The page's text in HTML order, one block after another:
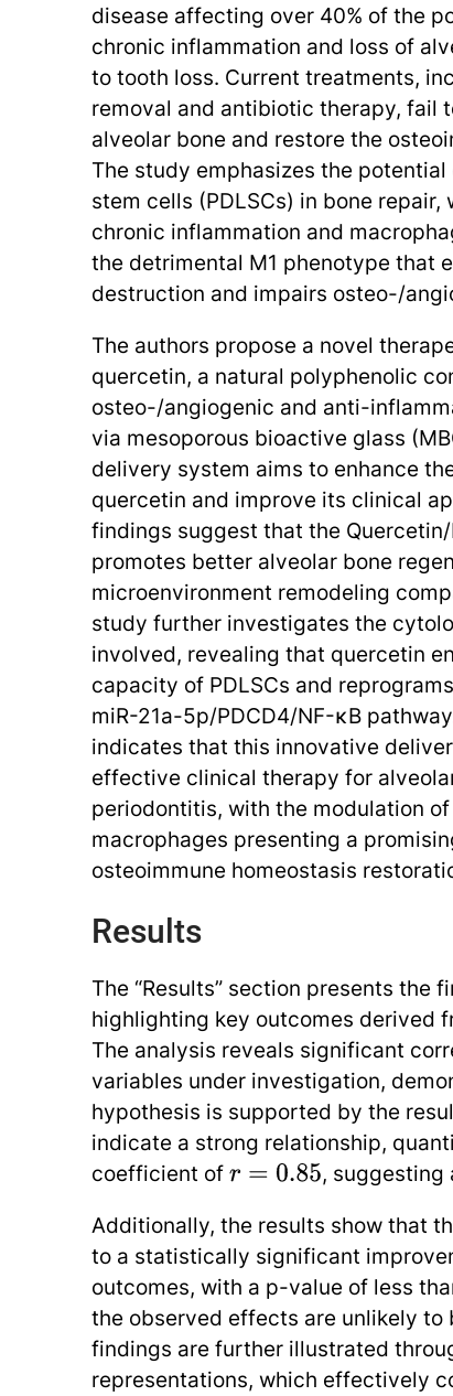
disease affecting over 40% of the
chronic inflammation and loss of
to tooth loss. Current treatments,
removal and antibiotic therapy, fail
alveolar bone and restore the
The study emphasizes the
stem cells (PDLSCs) in bone
chronic inflammation and
the detrimental M1 phenotype that
destruction and impairs osteo-/
The authors propose a novel
quercetin, a natural polyphenolic
osteo-/angiogenic and anti-
via mesoporous bioactive glass
delivery system aims to enhance
quercetin and improve its clinical
findings suggest that the
promotes better alveolar bone
microenvironment remodeling
study further investigates the
involved, revealing that quercetin
capacity of PDLSCs and
miR-21a-5p/PDCD4/NF-κB
indicates that this innovative
effective clinical therapy for
periodontitis, with the modulation
macrophages presenting a
osteoimmune homeostasis
Results
The “Results” section presents the
highlighting key outcomes derived
The analysis reveals significant
variables under investigation,
hypothesis is supported by the
indicate a strong relationship,
coefficient of r=0.85
, suggesting
Additionally, the results show that
to a statistically significant
outcomes, with a p-value of less
the observed effects are unlikely to
findings are further illustrated
representations, which effectively